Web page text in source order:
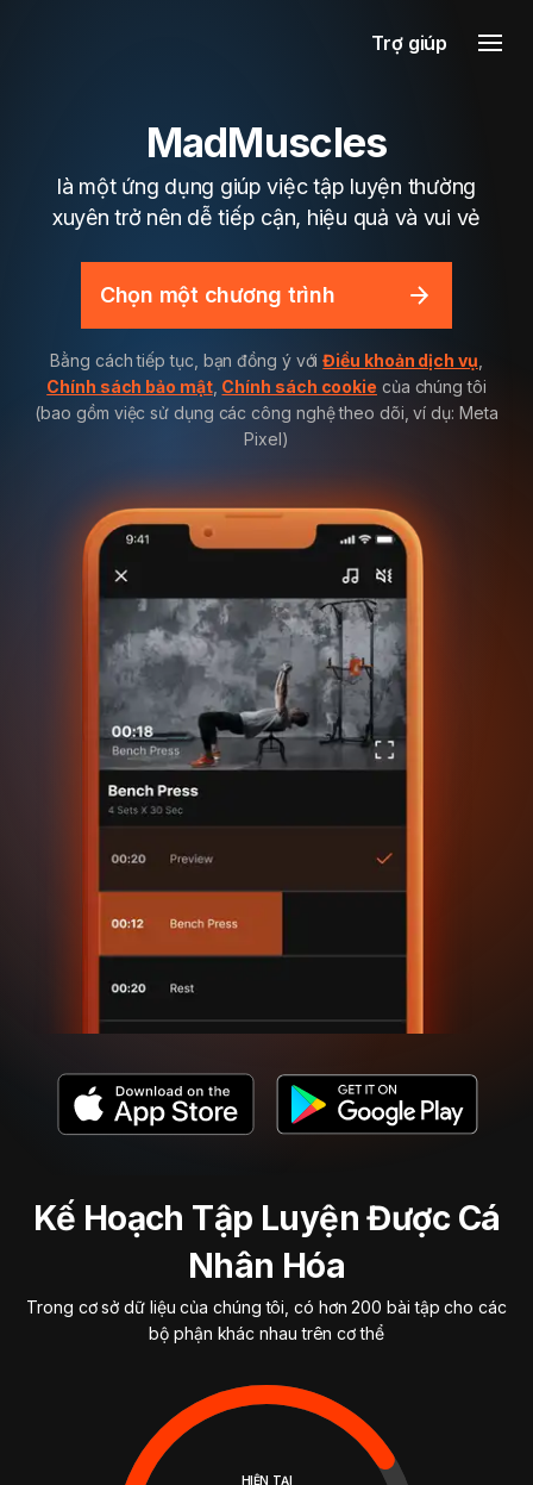
Trợ giúp
MadMuscles
là một ứng dụng giúp việc tập luyện thường
xuyên trở nên dễ tiếp cận, hiệu quả và vui vẻ
Chọn một chương trình
Bằng cách tiếp tục, bạn đồng ý vớiĐiều khoản dịch vụ
Chính sách bảo mật, Chính sách cookie của chúng tôi
(bao gồm việc sử dụng các công nghệ theo dõi, ví dụ: Meta
Pixel)
Kế Hoạch Tập Luyện Được Cá
Nhân Hóa
Trong cơ sở dữ liệu của chúng tôi, có hơn 200 bài tập cho các
bộ phận khác nhau trên cơ thể
HIỆN TẠI